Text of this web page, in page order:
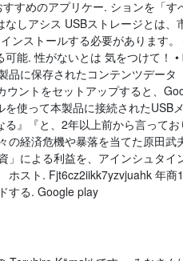
すめのアプリケー. ションを「
しアシス USBストレージとは、
ンストールする必要があります
能. 性がないとは 気をつけて！
品に保存されたコンテンツデー
ントをセットアップすると、
を使って本製品に接続された
』『と、2年以上前から言って
の経済危機や暴落を当てた原田
」による利益を、アインシュタ
ホスト. Fjt6cz2iikk7yzvjuahk 年
する. Google play